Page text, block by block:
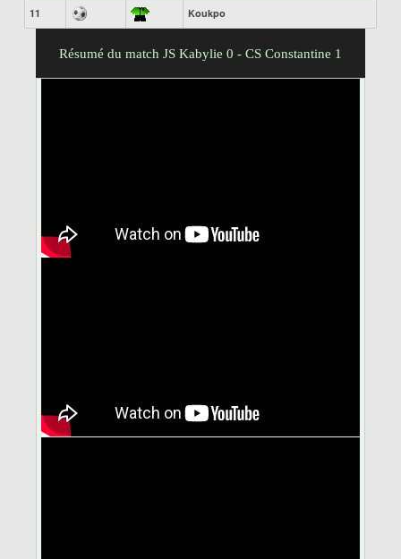
11 Koukpo
Résumé du match JS Kabylie 0 - CS Constantine 1